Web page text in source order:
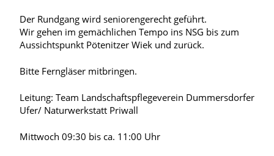
Der Rundgang wird seniorengerecht geführt.
Wir gehen im gemächlichen Tempo ins NSG bis zum
Aussichtspunkt Pötenitzer Wiek und zurück.
Bitte Ferngläser mitbringen.
Leitung: Team Landschaftspflegeverein Dummersdorfer
Ufer/ Naturwerkstatt Priwall
Mittwoch 09:30 bis ca. 11:00 Uhr